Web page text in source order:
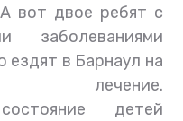
вот двое ребят с
заболеваниями
ездят в Барнаул на
лечение.
детей